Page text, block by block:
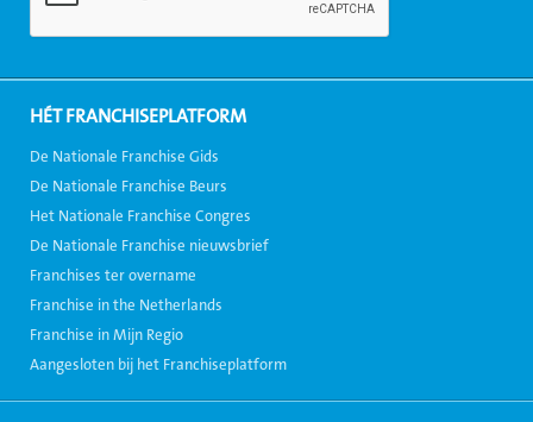
HÉT FRANCHISEPLATFORM
De Nationale Franchise Gids
De Nationale Franchise Beurs
Het Nationale Franchise Congres
De Nationale Franchise nieuwsbrief
Franchises ter overname
Franchise in the Netherlands
Franchise in Mijn Regio
Aangesloten bij het Franchiseplatform